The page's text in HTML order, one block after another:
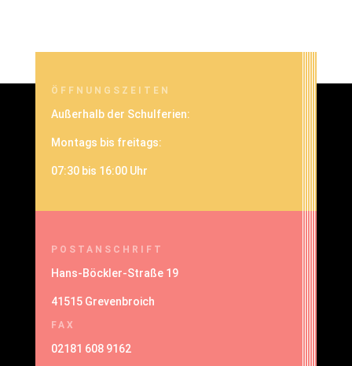
ÖFFNUNGSZEITEN
Außerhalb der Schulferien:
Montags bis freitags:
07:30 bis 16:00 Uhr
POSTANSCHRIFT
Hans-Böckler-Straße 19
41515 Grevenbroich
FAX
02181 608 9162